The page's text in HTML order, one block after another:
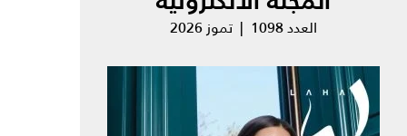
العدد 1098 | تموز 2026